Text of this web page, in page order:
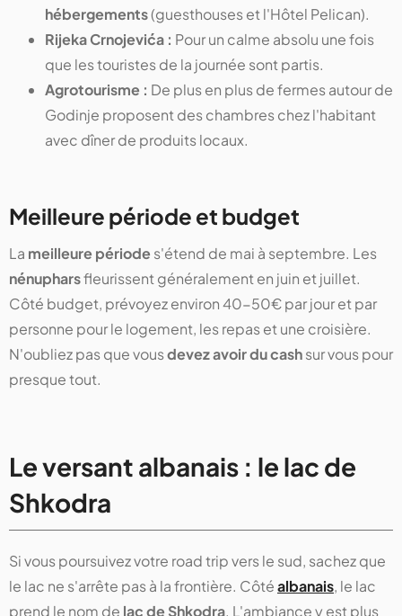
hébergements(guesthouses et l'Hôtel Pelican).
Rijeka Crnojevića : Pour un calme absolu une fois
que les touristes de la journée sont partis.
Agrotourisme : De plus en plus de fermes autour de
Godinje proposent des chambres chez l'habitant
avec dîner de produits locaux.
Meilleure période et budget
La meilleure périodes'étend de mai à septembre. Les
nénupharsfleurissent généralement en juin et juillet.
Côté budget, prévoyez environ 40-50€ par jour et par
personne pour le logement, les repas et une croisière.
N'oubliez pas que vousdevez avoir du cashsur vous pour
presque tout.
Le versant albanais : le lac de
Shkodra
Si vous poursuivez votre road trip vers le sud, sachez que
le lac ne s'arrête pas à la frontière. Côtéalbanais, le lac
prend le nom de lac de Shkodra. L'ambiance y est plus